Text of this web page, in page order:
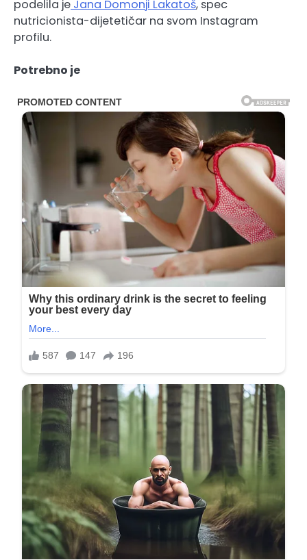
podelila je Jana Domonji Lakatoš, spec
nutricionista-dijetetičar na svom Instagram
profilu.
Potrebno je